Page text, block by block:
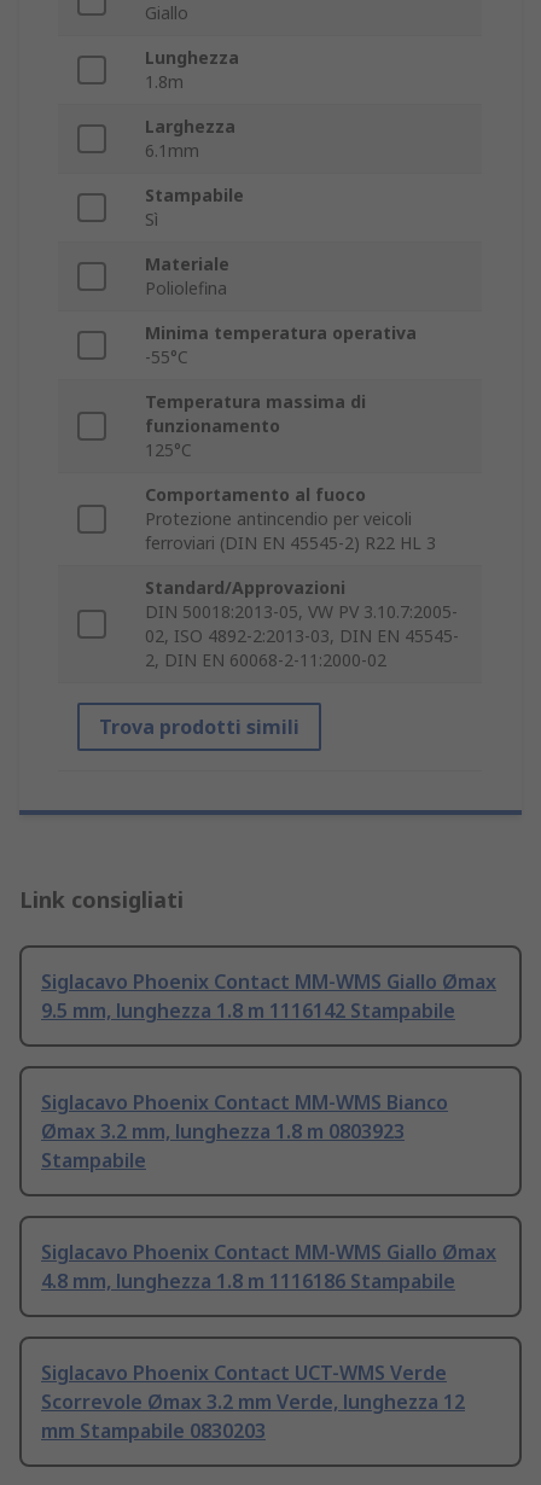
Giallo
Lunghezza
1.8m
Larghezza
6.1mm
Stampabile
Sì
Materiale
Poliolefina
Minima temperatura operativa
-55°C
Temperatura massima di
funzionamento
125°C
Comportamento al fuoco
Protezione antincendio per veicoli
ferroviari (DIN EN 45545-2) R22 HL 3
Standard/Approvazioni
DIN 50018:2013-05, VW PV 3.10.7:2005-
02, ISO 4892-2:2013-03, DIN EN 45545-
2, DIN EN 60068-2-11:2000-02
Trova prodotti simili
Link consigliati
Siglacavo Phoenix Contact MM-WMS Giallo Ømax
9.5 mm, lunghezza 1.8 m 1116142 Stampabile
Siglacavo Phoenix Contact MM-WMS Bianco
Ømax 3.2 mm, lunghezza 1.8 m 0803923
Stampabile
Siglacavo Phoenix Contact MM-WMS Giallo Ømax
4.8 mm, lunghezza 1.8 m 1116186 Stampabile
Siglacavo Phoenix Contact UCT-WMS Verde
Scorrevole Ømax 3.2 mm Verde, lunghezza 12
mm Stampabile 0830203